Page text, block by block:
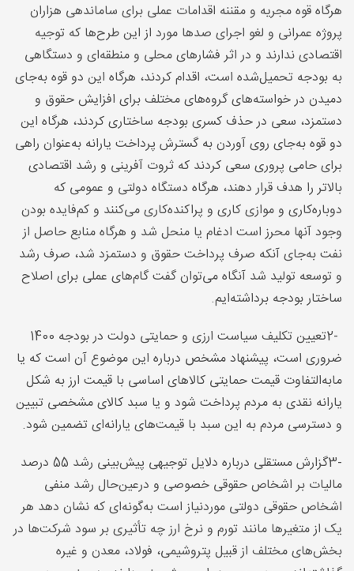
هرگاه قوه مجریه و مقننه اقدامات عملی برای ساماندهی هزاران
پروژه عمرانی و لغو اجرای صدها مورد از این طرح‌ها که توجیه
اقتصادی ندارند و در اثر فشارهای محلی و منطقه‌ای و دستگاهی
به بودجه تحمیل‌شده است، اقدام کردند، هرگاه این دو قوه به‌جای
دمیدن در خواسته‌های گروه‌های مختلف برای افزایش حقوق و
دستمزد، سعی در حذف کسری بودجه ساختاری کردند، هرگاه این
دو قوه به‌جای روی آوردن به گسترش پرداخت یارانه به‌عنوان راهی
برای حامی پروری سعی کردند که ثروت آفرینی و رشد اقتصادی
بالاتر را هدف قرار دهند، هرگاه دستگاه دولتی و عمومی که
دوباره‌کاری و موازی کاری و پراکنده‌کاری می‌کنند و کم‌فایده بودن
وجود آنها محرز است ادغام یا منحل شد و هرگاه منابع حاصل از
نفت به‌جای آنکه صرف پرداخت حقوق و دستمزد شد، صرف رشد
و توسعه تولید شد آنگاه می‌توان گفت گام‌های عملی برای اصلاح
ساختار بودجه برداشته‌ایم.
2-
تعیین تکلیف سیاست ارزی و حمایتی دولت در بودجه 1400
ضروری است، پیشنهاد مشخص درباره این موضوع آن است که یا
مابه‌التفاوت قیمت حمایتی کالاهای اساسی با قیمت ارز به شکل
یارانه نقدی به مردم پرداخت شود و یا سبد کالای مشخصی تبیین
و دسترسی مردم به این سبد با قیمت‌های یارانه‌ای تضمین شود.
3-
گزارش مستقلی درباره دلایل توجیهی پیش‌بینی رشد 55 درصد
مالیات بر اشخاص حقوقی خصوصی و درعین‌حال رشد منفی
اشخاص حقوقی دولتی موردنیاز است به‌گونه‌ای که نشان دهد هر
یک از متغیرها مانند تورم و نرخ ارز چه تأثیری بر سود شرکت‌ها در
بخش‌های مختلف از قبیل پتروشیمی، فولاد، معدن و غیره